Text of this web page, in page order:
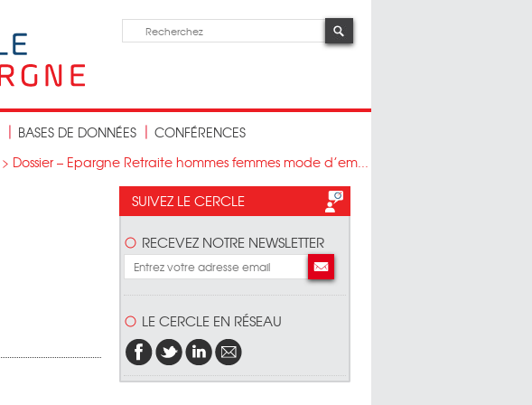
BASES DE DONNÉES
CONFÉRENCES
> Dossier – Epargne Retraite hommes femmes mode d’em...
SUIVEZ LE CERCLE
RECEVEZ NOTRE NEWSLETTER
LE CERCLE EN RÉSEAU